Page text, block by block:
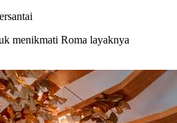
menikmati Roma layaknya